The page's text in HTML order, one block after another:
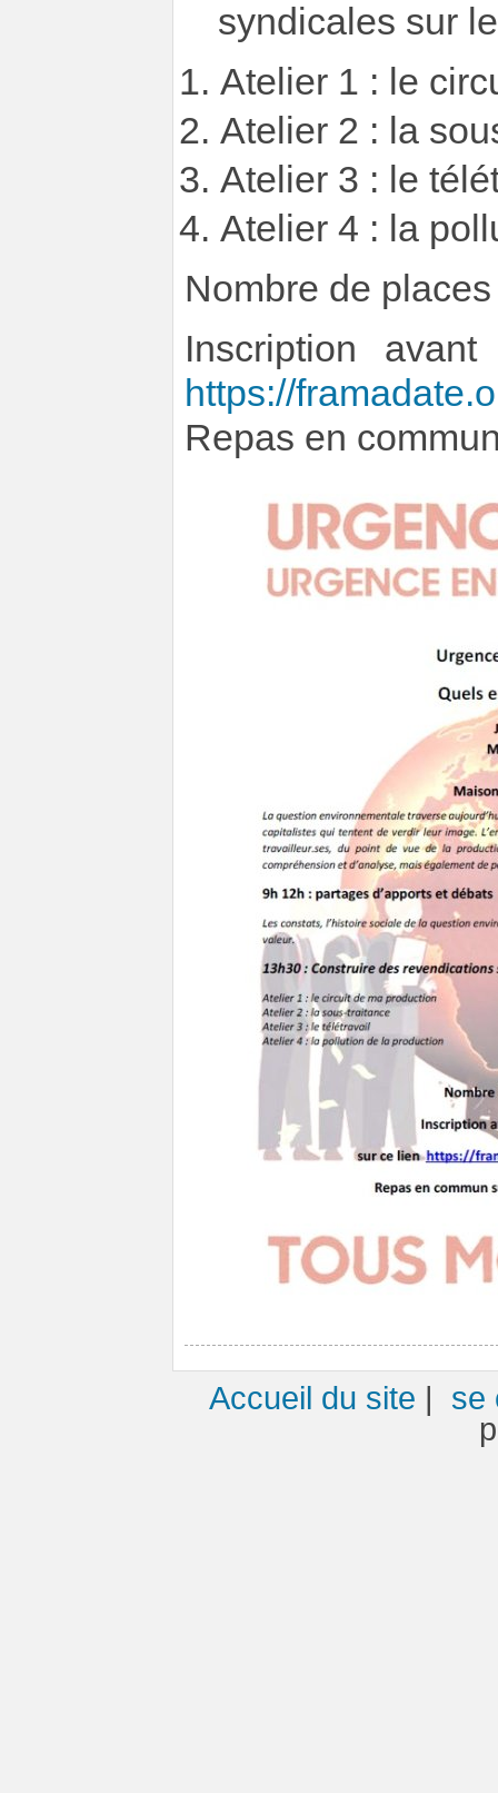
syndicales sur
Atelier 1 : le
Atelier 2 : la
Atelier 3 : le
Atelier 4 : la
Nombre de
Inscription
https://
Repas en
Accueil du site | se